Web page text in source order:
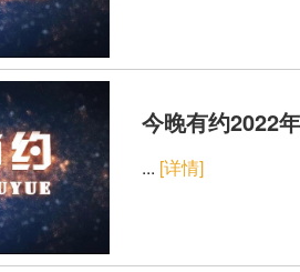
今晚有约2022
... [详情]